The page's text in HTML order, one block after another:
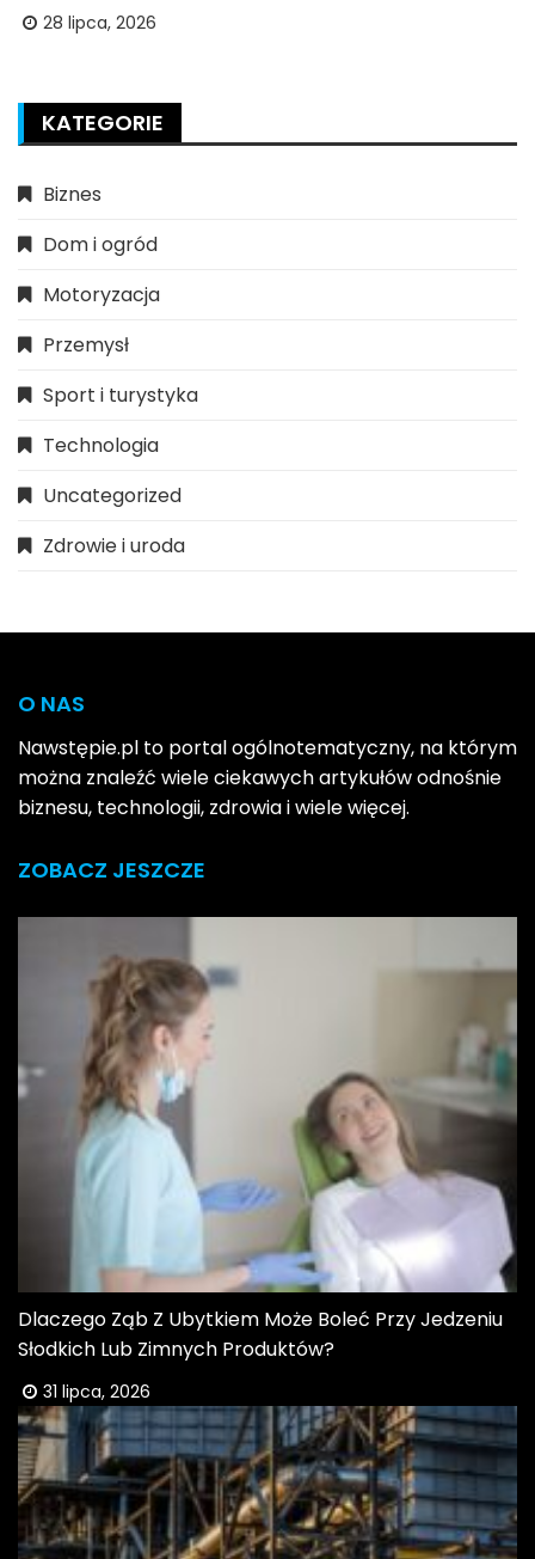
28 lipca, 2026
KATEGORIE
Biznes
Dom i ogród
Motoryzacja
Przemysł
Sport i turystyka
Technologia
Uncategorized
Zdrowie i uroda
O NAS
Nawstępie.pl to portal ogólnotematyczny, na którym
można znaleźć wiele ciekawych artykułów odnośnie
biznesu, technologii, zdrowia i wiele więcej.
ZOBACZ JESZCZE
Dlaczego Ząb Z Ubytkiem Może Boleć Przy Jedzeniu
Słodkich Lub Zimnych Produktów?
31 lipca, 2026